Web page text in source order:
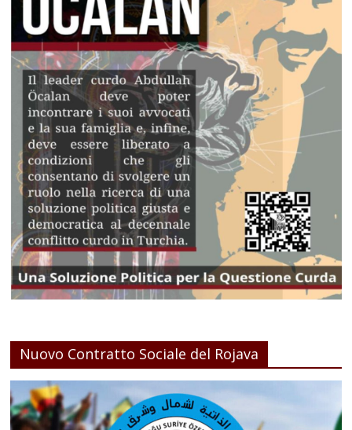
Nuovo Contratto Sociale del Rojava